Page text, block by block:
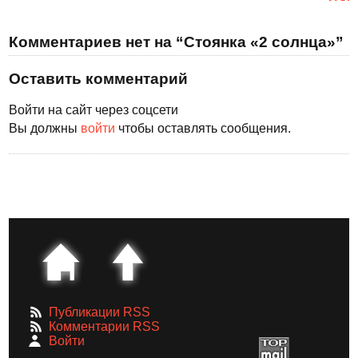
Комментариев нет на “Стоянка «2 солнца»”
Оставить комментарий
Войти на сайт через соцсети
Вы должны войти чтобы оставлять сообщения.
Публикации RSS
Комментарии RSS
Войти